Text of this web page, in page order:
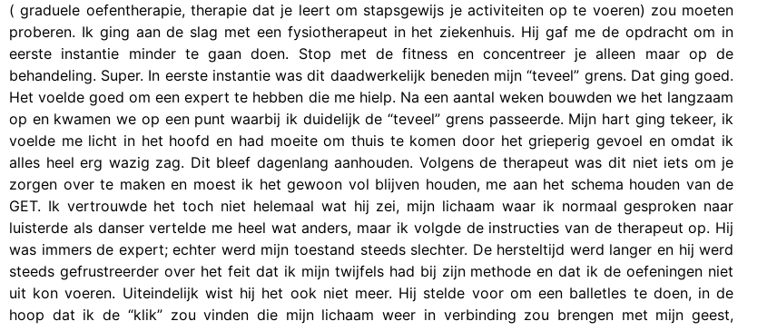
( graduele oefentherapie, therapie dat je leert om stapsgewijs je activiteiten op te voeren) zou moeten
proberen. Ik ging aan de slag met een fysiotherapeut in het ziekenhuis. Hij gaf me de opdracht om in
eerste instantie minder te gaan doen. Stop met de fitness en concentreer je alleen maar op de
behandeling. Super. In eerste instantie was dit daadwerkelijk beneden mijn “teveel” grens. Dat ging goed.
Het voelde goed om een expert te hebben die me hielp. Na een aantal weken bouwden we het langzaam
op en kwamen we op een punt waarbij ik duidelijk de “teveel” grens passeerde. Mijn hart ging tekeer, ik
voelde me licht in het hoofd en had moeite om thuis te komen door het grieperig gevoel en omdat ik
alles heel erg wazig zag. Dit bleef dagenlang aanhouden. Volgens de therapeut was dit niet iets om je
zorgen over te maken en moest ik het gewoon vol blijven houden, me aan het schema houden van de
GET. Ik vertrouwde het toch niet helemaal wat hij zei, mijn lichaam waar ik normaal gesproken naar
luisterde als danser vertelde me heel wat anders, maar ik volgde de instructies van de therapeut op. Hij
was immers de expert; echter werd mijn toestand steeds slechter. De hersteltijd werd langer en hij werd
steeds gefrustreerder over het feit dat ik mijn twijfels had bij zijn methode en dat ik de oefeningen niet
uit kon voeren. Uiteindelijk wist hij het ook niet meer. Hij stelde voor om een balletles te doen, in de
hoop dat ik de “klik” zou vinden die mijn lichaam weer in verbinding zou brengen met mijn geest,